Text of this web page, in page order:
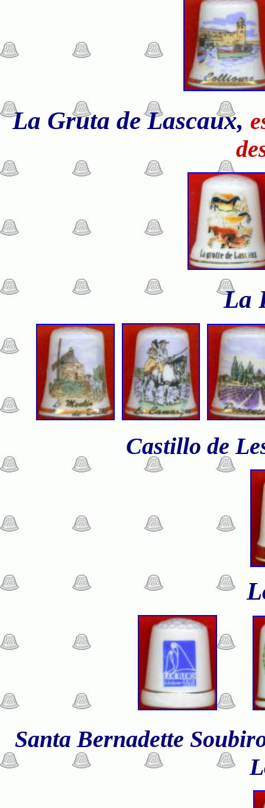
La Gruta de Lascaux,
La
Castillo de
Santa Bernadette